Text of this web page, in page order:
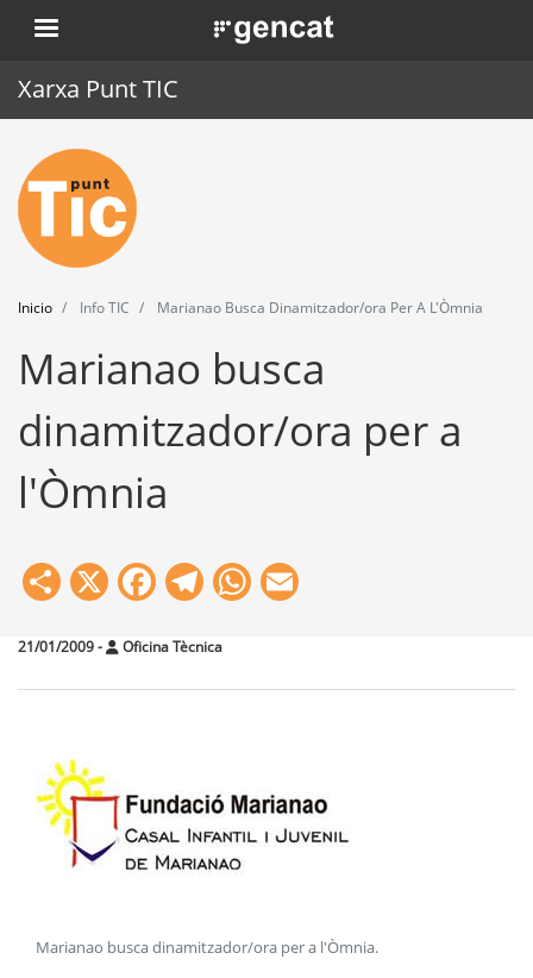
Pasar
al
. Obre en una nova finestra.
Xarxa Punt TIC
Inicio
Punt TIC
Actualidad
Agenda
Formación
Herramientas
Inicio Info TIC Marianao Busca Dinamitzador/ora Per A L'Òmnia
Marianao busca
dinamitzador/ora per a
l'Òmnia
Share
X Facebook
Telegram
WhatsApp
21/01/2009- Oficina Tècnica
Marianao busca dinamitzador/ora per a l'Òmnia.